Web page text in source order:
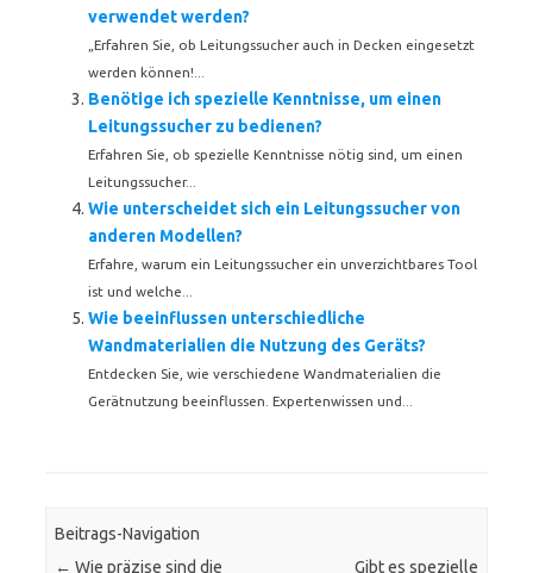
verwendet werden?
„Erfahren Sie, ob Leitungssucher auch in Decken eingesetzt
werden können!...
Benötige ich spezielle Kenntnisse, um einen
Leitungssucher zu bedienen?
Erfahren Sie, ob spezielle Kenntnisse nötig sind, um einen
Leitungssucher...
Wie unterscheidet sich ein Leitungssucher von
anderen Modellen?
Erfahre, warum ein Leitungssucher ein unverzichtbares Tool
ist und welche...
Wie beeinflussen unterschiedliche
Wandmaterialien die Nutzung des Geräts?
Entdecken Sie, wie verschiedene Wandmaterialien die
Gerätnutzung beeinflussen. Expertenwissen und...
Beitrags-Navigation
← Wie präzise sind die Gibt es spezielle